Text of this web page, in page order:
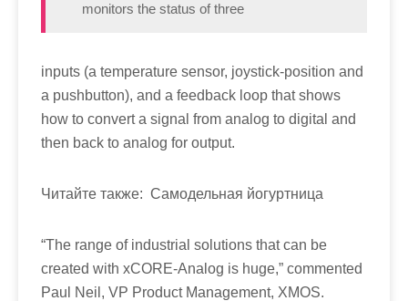
monitors the status of three
inputs (a temperature sensor, joystick-position and
a pushbutton), and a feedback loop that shows
how to convert a signal from analog to digital and
then back to analog for output.
Читайте также: Самодельная йогуртница
“The range of industrial solutions that can be
created with xCORE-Analog is huge,” commented
Paul Neil, VP Product Management, XMOS.